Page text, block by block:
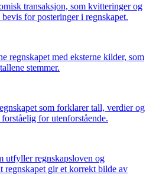
transaksjon, som kvitteringer og
for posteringer i regnskapet.
regnskapet med eksterne kilder, som
stemmer.
som forklarer tall, verdier og
for utenforstående.
utfyller regnskapsloven og
regnskapet gir et korrekt bilde av